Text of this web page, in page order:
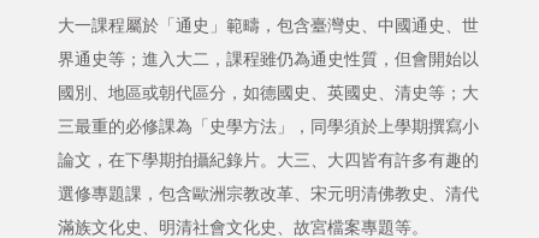
大一課程屬於「通史」範疇，包含臺灣史、中國通史、世
界通史等；進入大二，課程雖仍為通史性質，但會開始以
國別、地區或朝代區分，如德國史、英國史、清史等；大
三最重的必修課為「史學方法」，同學須於上學期撰寫小
論文，在下學期拍攝紀錄片。大三、大四皆有許多有趣的
選修專題課，包含歐洲宗教改革、宋元明清佛教史、清代
滿族文化史、明清社會文化史、故宮檔案專題等。